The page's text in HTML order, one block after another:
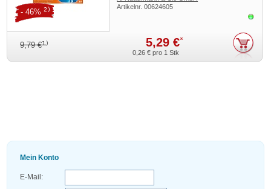
Artikelnr.00624605
9,79 €1) 5,29 €*
- 46% 2)
0,26 € pro 1 Stk
Mein Konto
E-Mail: